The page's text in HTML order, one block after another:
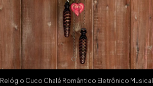
Relógio Cuco Chalé Romântico Eletrônico Musical